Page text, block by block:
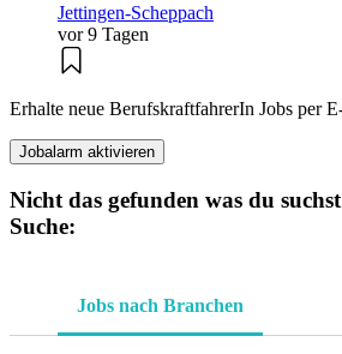
Jettingen-Scheppach
vor 9 Tagen
Erhalte neue BerufskraftfahrerIn Jobs per
Jobalarm aktivieren
Nicht das gefunden was du
Suche:
Jobs nach Branchen